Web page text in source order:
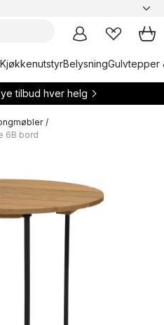
KjøkkenutstyrBelysningGulvtepper
tilbud hver helg
/
6B bord